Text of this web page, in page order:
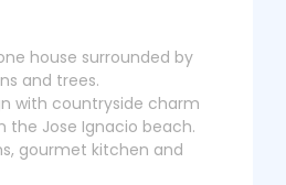
house surrounded by
and trees.
with countryside charm
the Jose Ignacio beach.
gourmet kitchen and